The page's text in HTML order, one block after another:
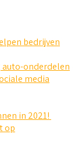
bedrijven
onderdelen
media
in 2021!
op